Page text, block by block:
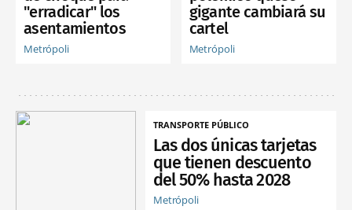
"erradicar" los
asentamientos
Metrópoli
gigante cambiará su
cartel
Metrópoli
TRANSPORTE PÚBLICO
Las dos únicas tarjetas
que tienen descuento
del 50% hasta 2028
Metrópoli